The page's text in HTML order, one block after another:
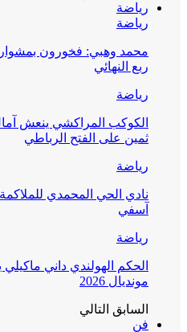
رياضة
رياضة
محمد وهبي: فخورون بمشوار
ربع النهائي
رياضة
الكوكب المراكشي ينعش
ثمين على الفتح الرباطي
رياضة
نادي الحي المحمدي
آسفي
رياضة
الحكم الهولندي داني
مونديال 2026
السابق التالي
فن